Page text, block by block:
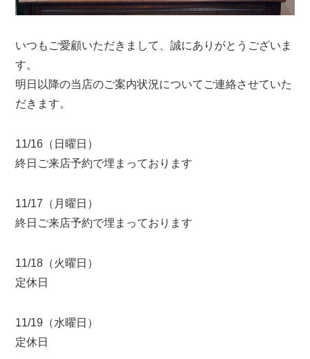
いつもご愛顧いただきまして、誠にありがとうございま
す。
明日以降の当店のご案内状況についてご連絡させていた
だきます。
11/16（日曜日）
終日ご来店予約で埋まっております
11/17（月曜日）
終日ご来店予約で埋まっております
11/18（火曜日）
定休日
11/19（水曜日）
定休日